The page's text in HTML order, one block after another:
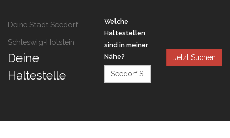
Deine Stadt Seedorf
Schleswig-Holstein
Deine
Haltestelle
Welche
Haltestellen
sind in meiner
Nähe?
Jetzt Suchen